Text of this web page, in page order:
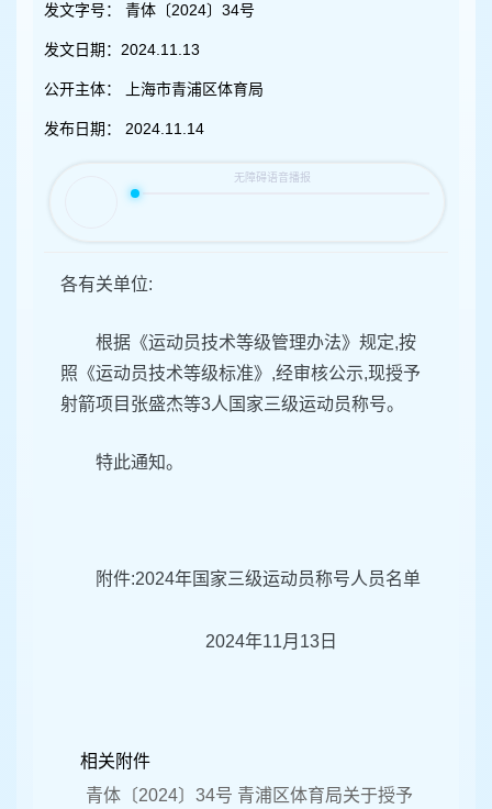
发文字号： 青体〔2024〕34号
发文日期： 2024.11.13
公开主体： 上海市青浦区体育局
发布日期： 2024.11.14
各有关单位:
根据《运动员技术等级管理办法》规定,按
照《运动员技术等级标准》,经审核公示,现授予
射箭项目张盛杰等3人国家三级运动员称号。
特此通知。
附件:2024年国家三级运动员称号人员名单
2024年11月13日
相关附件
青体〔2024〕34号 青浦区体育局关于授予